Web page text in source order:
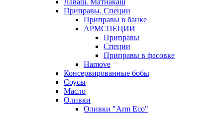
Лаваш. Матнакаш
Приправы. Специи
Приправы в банке
АРМСПЕЦИИ
Приправы
Специи
Приправы в фасовке
Hamove
Консервированные бобы
Соусы
Масло
Оливки
Оливки "Arm Eco"